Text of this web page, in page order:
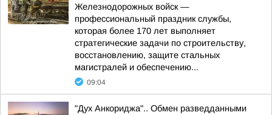
Железнодорожных войск —
профессиональный праздник службы,
которая более 170 лет выполняет
стратегические задачи по строительству,
восстановлению, защите стальных
магистралей и обеспечению...
09:04
"Дух Анкориджа".. Обмен разведданными